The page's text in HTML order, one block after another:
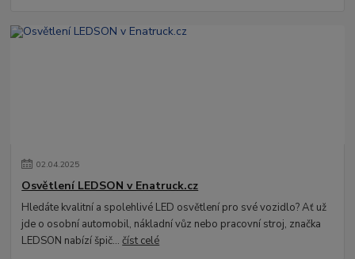
02.04.2025
Osvětlení LEDSON v Enatruck.cz
Hledáte kvalitní a spolehlivé LED osvětlení pro své vozidlo? Ať už
jde o osobní automobil, nákladní vůz nebo pracovní stroj, značka
LEDSON nabízí špič...číst celé